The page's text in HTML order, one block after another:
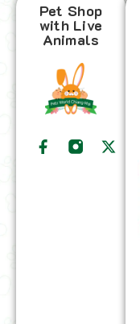
Pet Shop
with Live
Animals